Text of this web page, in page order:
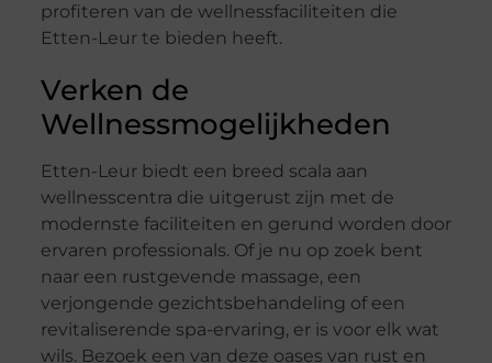
profiteren van de wellnessfaciliteiten die
Etten-Leur te bieden heeft.
Verken de
Wellnessmogelijkheden
Etten-Leur biedt een breed scala aan
wellnesscentra die uitgerust zijn met de
modernste faciliteiten en gerund worden door
ervaren professionals. Of je nu op zoek bent
naar een rustgevende massage, een
verjongende gezichtsbehandeling of een
revitaliserende spa-ervaring, er is voor elk wat
wils. Bezoek een van deze oases van rust en